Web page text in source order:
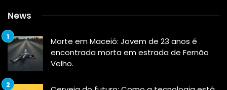
News
Morte em Maceió: Jovem de 23 anos é
encontrada morta em estrada de Fernão
Velho.